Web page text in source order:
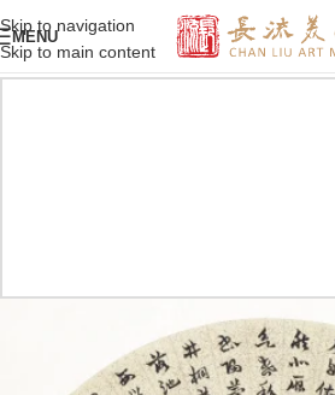
Skip to navigation
Skip to main content
MENU